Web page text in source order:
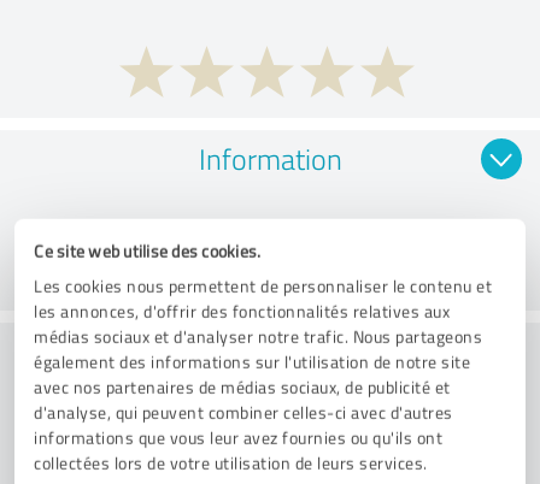
Ce site web utilise des cookies.
Les cookies nous permettent de personnaliser le contenu et
les annonces, d'offrir des fonctionnalités relatives aux
médias sociaux et d'analyser notre trafic. Nous partageons
également des informations sur l'utilisation de notre site
avec nos partenaires de médias sociaux, de publicité et
d'analyse, qui peuvent combiner celles-ci avec d'autres
informations que vous leur avez fournies ou qu'ils ont
collectées lors de votre utilisation de leurs services.
Information
Valeur